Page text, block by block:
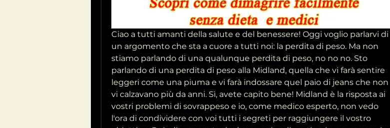
Ciao a tutti amanti della salute e del benessere! Oggi voglio parlarvi di
un argomento che sta a cuore a tutti noi: la perdita di peso. Ma non
stiamo parlando di una qualunque perdita di peso, no no no. Sto
parlando di una perdita di peso alla Midland, quella che vi farà sentire
leggeri come una piuma e vi farà indossare quel paio di jeans che non
vi calzavano più da anni. Sì, avete capito bene! Midland è la risposta ai
vostri problemi di sovrappeso e io, come medico esperto, non vedo
l'ora di condividere con voi tutti i segreti per raggiungere il vostro